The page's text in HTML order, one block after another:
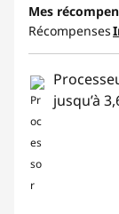
Mes
Récompenses
jusqu’à